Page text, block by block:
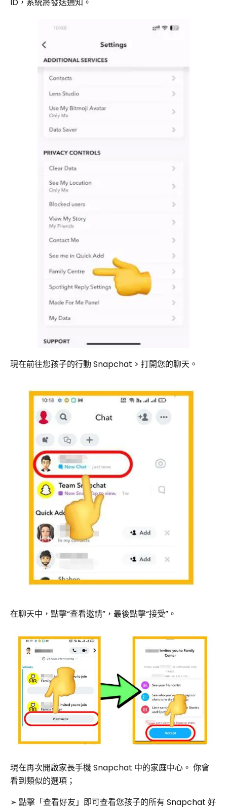
現在前往您孩子的行動 Snapchat >​​ 打開您的聊天。
在聊天中，點擊“查看邀請”，最後點擊“接受”。
現在再次開啟家長手機 Snapchat 中的家庭中心。 你會
看到類似的選項；
➢ 點擊「查看好友」即可查看您孩子的所有 Snapchat 好